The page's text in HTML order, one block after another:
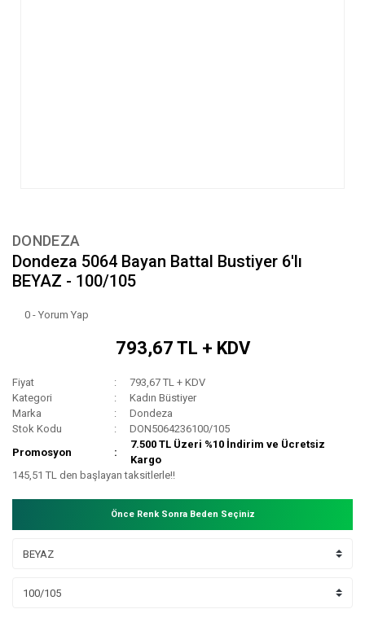
DONDEZA
Dondeza 5064 Bayan Battal Bustiyer 6'lı
BEYAZ - 100/105
0 - Yorum Yap
793,67 TL + KDV
Fiyat
793,67 TL + KDV
Kategori
Kadın Büstiyer
Marka
Dondeza
Stok Kodu
DON5064236100/105
Promosyon
7.500 TL Üzeri %10 İndirim ve Ücretsiz
Kargo
145,51 TL den başlayan taksitlerle!!
Önce Renk Sonra Beden Seçiniz